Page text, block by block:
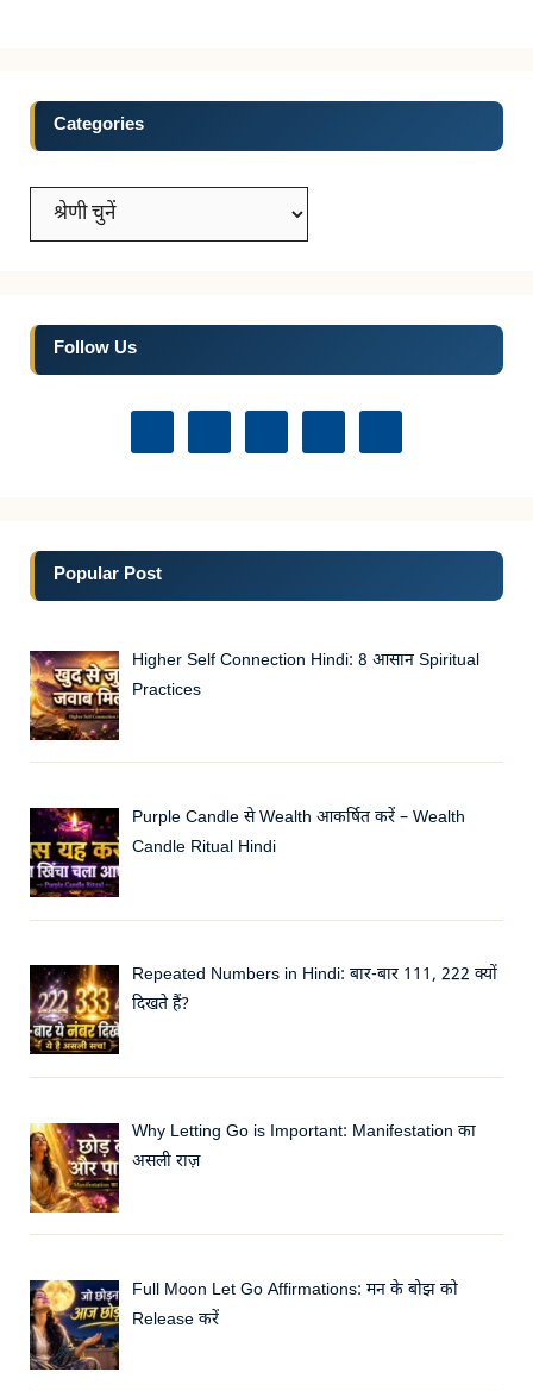
Categories
Categories
Follow Us
Popular Post
Higher Self Connection Hindi: 8 आसान Spiritual
Practices
Purple Candle से Wealth आकर्षित करें – Wealth
Candle Ritual Hindi
Repeated Numbers in Hindi: बार-बार 111, 222 क्यों
दिखते हैं?
Why Letting Go is Important: Manifestation का
असली राज़
Full Moon Let Go Affirmations: मन के बोझ को
Release करें